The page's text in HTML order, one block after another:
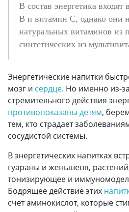
В состав энергетика
B и витамин С, однако они
натуральных витаминов из
синтетических из
Энергетические напитки
мозг и сердце. Но именно из-
стремительного действия
противопоказаны детям,
тем, кто страдает
сосудистой системы.
В энергетических напитках
гуараны и женьшеня,
тонизирующее и
Бодрящее действие этих
счет аминокислот, которые